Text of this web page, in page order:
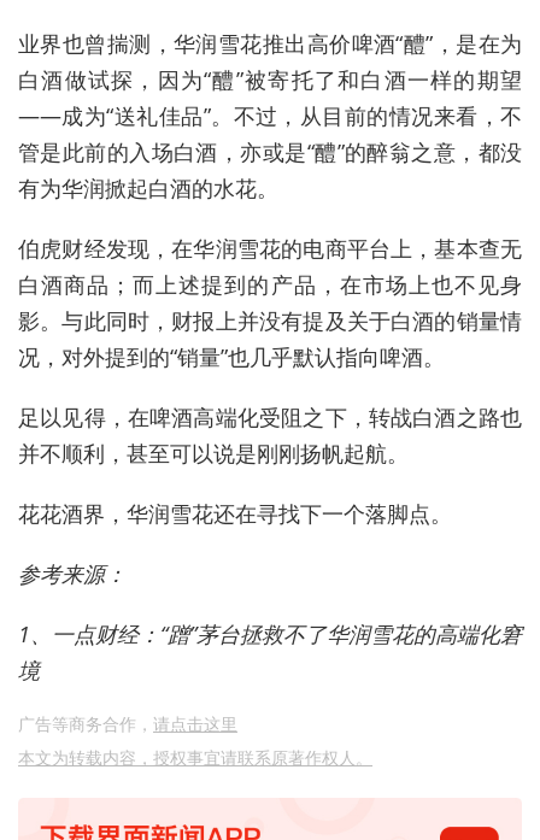
业界也曾揣测，华润雪花推出高价啤酒“醴”，是在为
白酒做试探，因为“醴”被寄托了和白酒一样的期望
——成为“送礼佳品”。不过，从目前的情况来看，不
管是此前的入场白酒，亦或是“醴”的醉翁之意，都没
有为华润掀起白酒的水花。
伯虎财经发现，在华润雪花的电商平台上，基本查无
白酒商品；而上述提到的产品，在市场上也不见身
影。与此同时，财报上并没有提及关于白酒的销量情
况，对外提到的“销量”也几乎默认指向啤酒。
足以见得，在啤酒高端化受阻之下，转战白酒之路也
并不顺利，甚至可以说是刚刚扬帆起航。
花花酒界，华润雪花还在寻找下一个落脚点。
参考来源：
1、一点财经：“蹭”茅台拯救不了华润雪花的高端化窘
境
广告等商务合作， 请点击这里
本文为转载内容，授权事宜请联系原著作权人。